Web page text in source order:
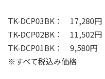
TK-DCP03BK： 17,280円
TK-DCP02BK： 11,502円
TK-DCP01BK： 9,580円
※すべて税込み価格